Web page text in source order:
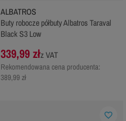
ALBATROS
Buty robocze półbuty Albatros Taraval
Black S3 Low
339,99 złz VAT
Rekomendowana cena producenta:
389,99 zł
favorite_border